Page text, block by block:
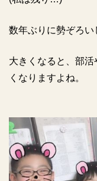
数年ぶりに勢ぞろい
大きくなると、部
くなりますよね。